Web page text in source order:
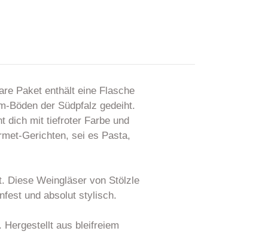
Paket enthält eine Flasche
Böden der Südpfalz gedeiht.
dich mit tiefroter Farbe und
Gerichten, sei es Pasta,
Diese Weingläser von Stölzle
und absolut stylisch.
Hergestellt aus bleifreiem